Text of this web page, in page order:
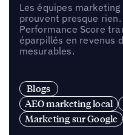
Les équipes
prouvent presque
Performance Score
éparpillés en revenus
mesurables.
Blogs
AEO marketing local
Marketing sur Google